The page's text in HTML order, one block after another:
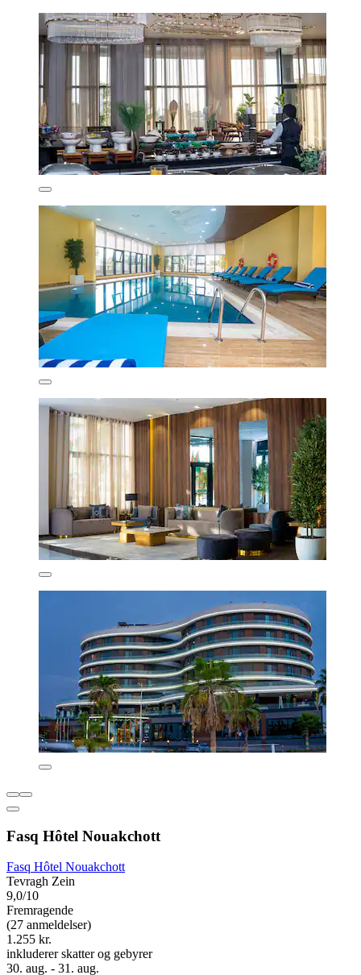
Fasq Hôtel Nouakchott
Fasq Hôtel Nouakchott
Tevragh Zein
9,0/10
Fremragende
(27 anmeldelser)
1.255 kr.
inkluderer skatter og gebyrer
30. aug. - 31. aug.